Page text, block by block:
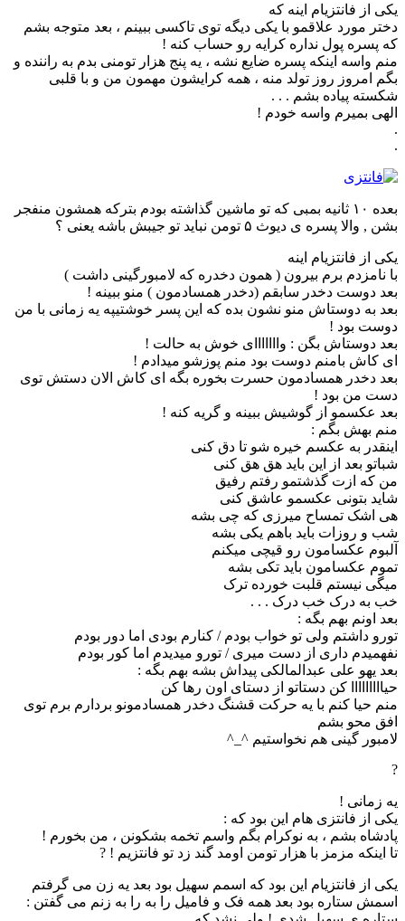
یکی از فانتزیام اینه که
دختر مورد علاقمو با یکی دیگه توی تاکسی ببینم ، بعد متوجه بشم
که پسره پول نداره کرایه رو حساب کنه !
منم واسه اینکه پسره ضایع نشه ، یه پنج هزار تومنی بدم به راننده و
بگم امروز روز تولد منه ، همه کرایشون مهمون من و با قلبی
شکسته پیاده بشم . . .
الهی بمیرم واسه خودم !
.
.
بعده ۱۰ ثانیه بمبی که تو ماشین گذاشته بودم بترکه همشون منفجر
بشن , والا پسره ی دیوث ۵ تومن نباید تو جیبش باشه یعنی ؟
یکی از فانتزیام اینه
با نامزدم برم بیرون ( همون دخدره که لامبورگینی داشت )
بعد دوست دخدر سابقم (دخدر همسادمون ) منو ببینه !
بعد به دوستاش منو نشون بده که این پسر خوشتیپه یه زمانی با من
دوست بود !
بعد دوستاش بگن : وااااااای خوش به حالت !
ای کاش بامنم دوست بود منم پوزشو میدادم !
بعد دخدر همسادمون حسرت بخوره بگه ای کاش الان دستش توی
دست من بود !
بعد عکسمو از گوشیش ببینه و گریه کنه !
منم بهش بگم :
اینقدر به عکسم خیره شو تا دق کنی
شباتو بعد از این باید هق هق کنی
من که ازت گذشتمو رفتم رفیق
شاید بتونی عکسمو عاشق کنی
هی اشک تمساح میرزی که چی بشه
شب و روزات باید باهم یکی بشه
آلبوم عکسامون رو قیچی میکنم
تموم عکسامون باید تکی بشه
میگی نیستم قلبت خورده ترک
خب به درک خب درک . . .
بعد اونم بهم بگه :
تورو داشتم ولی تو خواب بودم / کنارم بودی اما دور بودم
نفهمیدم داری از دست میری / تورو میدیدم اما کور بودم
بعد یهو علی عبدالمالکی پیداش بشه بهم بگه :
حیااااااااا کن دستاتو از دستای اون رها کن
منم حیا کنم با یه حرکت قشنگ دخدر همسادمونو بردارم برم توی
افق محو بشم
لامبور گینی هم نخواستیم ^_^
?
یه زمانی !
یکی از فانتزی هام این بود که :
پادشاه بشم ، به نوکرام بگم واسم تخمه بشکونن ، من بخورم !
تا اینکه مزمز با هزار تومن اومد گند زد تو فانتزیم ! ?
ﯾﮑﯽ ﺍﺯ ﻓﺎﻧﺘﺰﯾﺎﻡ ﺍﯾﻦ ﺑﻮﺩ ﮐﻪ ﺍﺳﻤﻢ ﺳﻬﯿﻞ ﺑﻮﺩ ﺑﻌﺪ ﯾﻪ ﺯﻥ ﻣﯽ ﮔﺮﻓﺘﻢ
ﺍﺳﻤﺶ ﺳﺘﺎﺭﻩ ﺑﻮﺩ ﺑﻌﺪ ﻫﻤﻪ ﻓﮏ ﻭ ﻓﺎﻣﯿﻞ ﺭﺍ ﺑﻪ ﺭﺍ ﺑﻪ ﺯﻧﻢ ﻣﯽ ﮔﻔﺘﻦ :